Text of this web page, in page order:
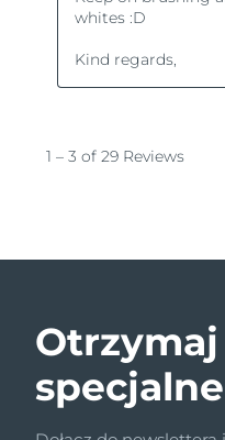
specjalne